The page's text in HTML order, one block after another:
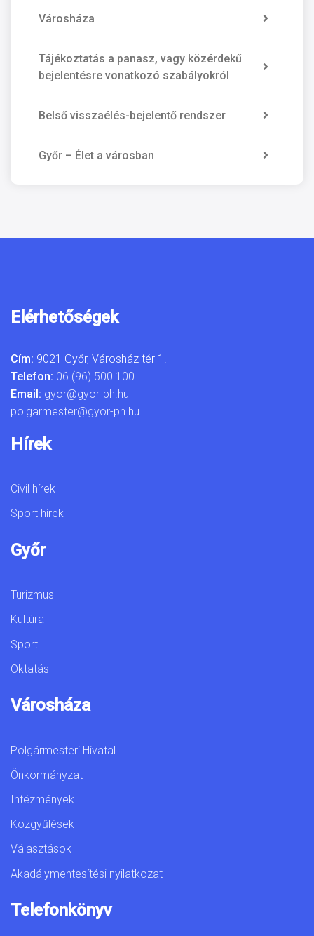
Városháza
Tájékoztatás a panasz, vagy közérdekű
bejelentésre vonatkozó szabályokról
Belső visszaélés-bejelentő rendszer
Győr – Élet a városban
Elérhetőségek
Cím: 9021 Győr, Városház tér 1.
Telefon: 06 (96) 500 100
Email: gyor@gyor-ph.hu
polgarmester@gyor-ph.hu
Hírek
Civil hírek
Sport hírek
Győr
Turizmus
Kultúra
Sport
Oktatás
Városháza
Polgármesteri Hivatal
Önkormányzat
Intézmények
Közgyűlések
Választások
Akadálymentesítési nyilatkozat
Telefonkönyv